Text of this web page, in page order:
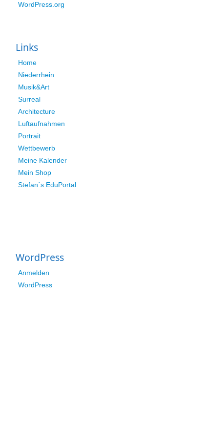
WordPress.org
Links
Home
Niederrhein
Musik&Art
Surreal
Architecture
Luftaufnahmen
Portrait
Wettbewerb
Meine Kalender
Mein Shop
Stefan´s EduPortal
WordPress
Anmelden
WordPress